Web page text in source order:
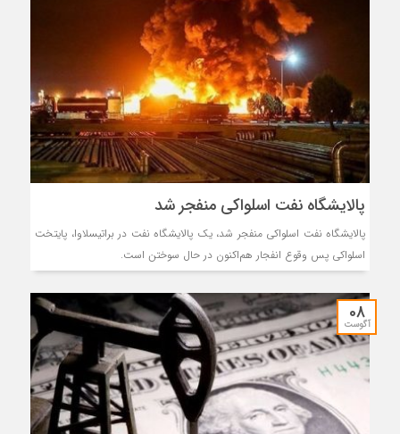
پالایشگاه نفت اسلواکی منفجر شد
پالایشگاه نفت اسلواکی منفجر شد، یک پالایشگاه نفت در براتیسلاوا، پایتخت
اسلواکی پس وقوع انفجار هم‌اکنون در حال سوختن است.
08
آگوست